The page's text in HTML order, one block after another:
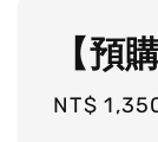
【預
Regular
NT$